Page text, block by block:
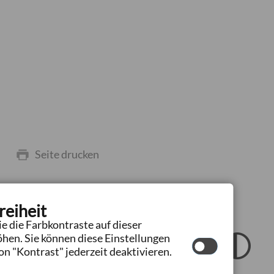
Seite drucken
Sprache
die Farbkontraste auf dieser
Sie können diese Einstellungen
"Kontrast" jederzeit deaktivieren.